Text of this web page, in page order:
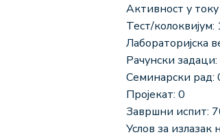
Активност у
Тест/колоквијум:
Лабораторијска
Рачунски задаци:
Семинарски рад:
Пројекат: 0
Завршни испит:
Услов за излазак